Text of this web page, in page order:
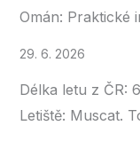
Omán: Praktické
29. 6. 2026
Délka letu z ČR:
Letiště: Muscat.